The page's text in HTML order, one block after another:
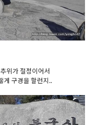
위가 절정이어서
게 구경을 할런지..